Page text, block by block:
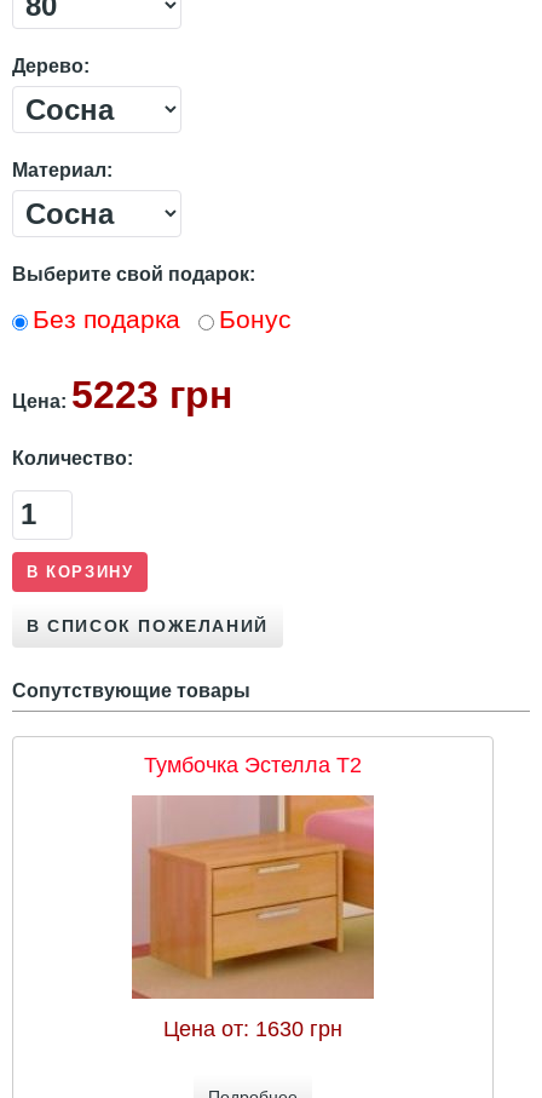
Дерево:
Материал:
Выберите свой подарок:
Без подарка Бонус
Цена: 5223 грн
Количество:
Сопутствующие товары
Тумбочка Эстелла Т2
Цена от: 1630 грн